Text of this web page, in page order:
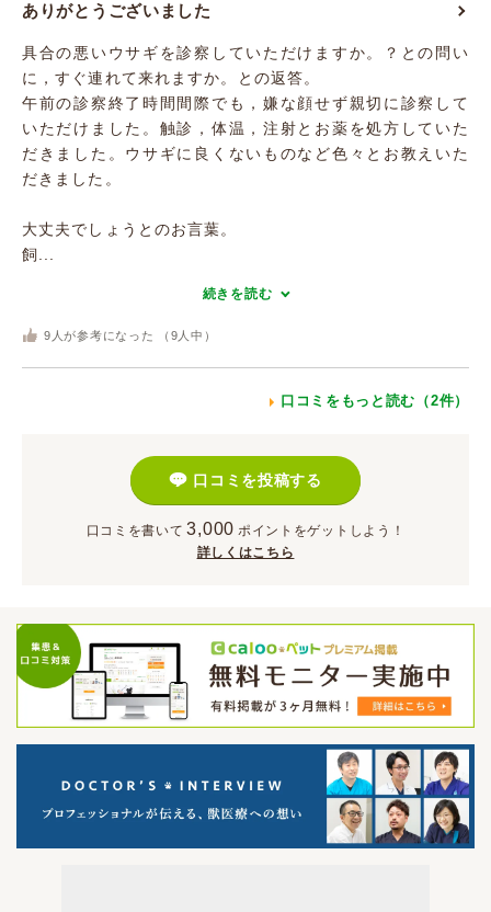
ありがとうございました
具合の悪いウサギを診察していただけますか。？との問い
に，すぐ連れて来れますか。との返答。
午前の診察終了時間間際でも，嫌な顔せず親切に診察して
いただけました。触診，体温，注射とお薬を処方していた
だきました。ウサギに良くないものなど色々とお教えいた
だきました。
大丈夫でしょうとのお言葉。
飼...
続きを読む
9 人が参考になった （ 9 人中）
口コミをもっと読む（2件）
口コミを投稿する
口コミを書いて 3,000 ポイント をゲットしよう！
詳しくはこちら